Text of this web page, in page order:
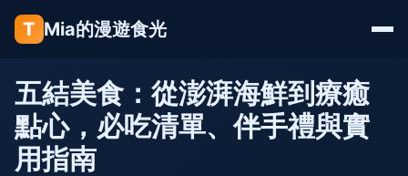
T Mia的漫遊食光
五結美食：從澎湃海鮮到療癒
點心，必吃清單、伴手禮與實
用指南